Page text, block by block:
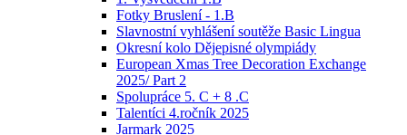
Fotky Bruslení - 1.B
Slavnostní vyhlášení soutěže Basic Lingua
Okresní kolo Dějepisné olympiády
European Xmas Tree Decoration Exchange
2025/ Part 2
Spolupráce 5. C + 8 .C
Talentíci 4.ročník 2025
Jarmark 2025